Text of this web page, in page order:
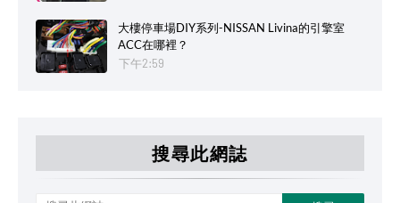
大樓停車場DIY系列-NISSAN Livina的引擎室
ACC在哪裡？
下午2:59
搜尋此網誌